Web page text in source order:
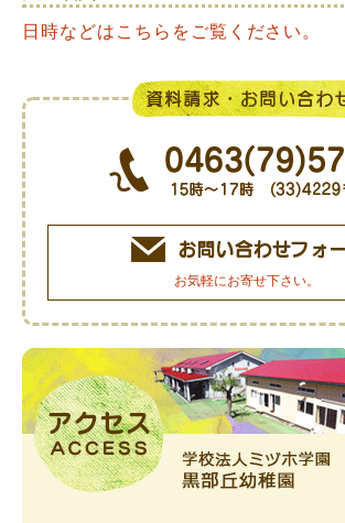
日時などはこちらをご覧ください。
お気軽にお寄せ下さい。